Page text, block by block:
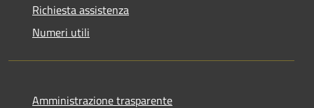
Richiesta assistenza
Numeri utili
Amministrazione trasparente